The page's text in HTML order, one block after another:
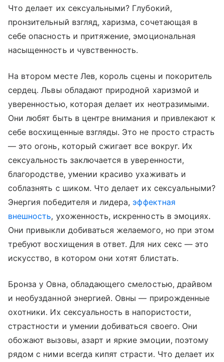
Что делает их сексуальными? Глубокий,
пронзительный взгляд, харизма, сочетающая в
себе опасность и притяжение, эмоциональная
насыщенность и чувственность.
На втором месте Лев, король сцены и покоритель
сердец. Львы обладают природной харизмой и
уверенностью, которая делает их неотразимыми.
Они любят быть в центре внимания и привлекают к
себе восхищенные взгляды. Это не просто страсть
— это огонь, который сжигает все вокруг. Их
сексуальность заключается в уверенности,
благородстве, умении красиво ухаживать и
соблазнять с шиком. Что делает их сексуальными?
Энергия победителя и лидера, эффектная
внешность, ухоженность, искренность в эмоциях.
Они привыкли добиваться желаемого, но при этом
требуют восхищения в ответ. Для них секс — это
искусство, в котором они хотят блистать.
Бронза у Овна, обладающего смелостью, драйвом
и необузданной энергией. Овны — прирожденные
охотники. Их сексуальность в напористости,
страстности и умении добиваться своего. Они
обожают вызовы, азарт и яркие эмоции, поэтому
рядом с ними всегда кипят страсти. Что делает их